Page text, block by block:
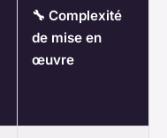
🔧 Complexité
de mise en
œuvre